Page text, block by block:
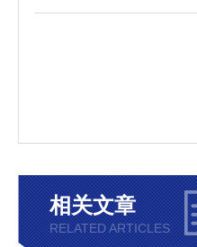
相关文章
RELATED ARTICLES